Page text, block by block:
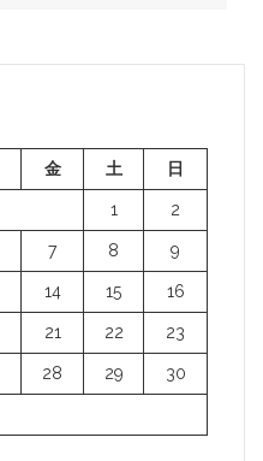
金 土 日
1 2
7 8 9
14 15 16
21 22 23
28 29 30